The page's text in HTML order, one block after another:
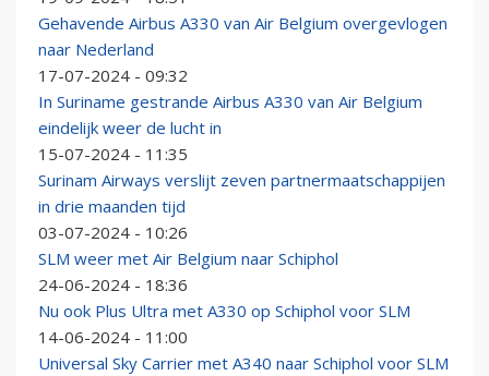
Gehavende Airbus A330 van Air Belgium overgevlogen
naar Nederland
17-07-2024 - 09:32
In Suriname gestrande Airbus A330 van Air Belgium
eindelijk weer de lucht in
15-07-2024 - 11:35
Surinam Airways verslijt zeven partnermaatschappijen
in drie maanden tijd
03-07-2024 - 10:26
SLM weer met Air Belgium naar Schiphol
24-06-2024 - 18:36
Nu ook Plus Ultra met A330 op Schiphol voor SLM
14-06-2024 - 11:00
Universal Sky Carrier met A340 naar Schiphol voor SLM